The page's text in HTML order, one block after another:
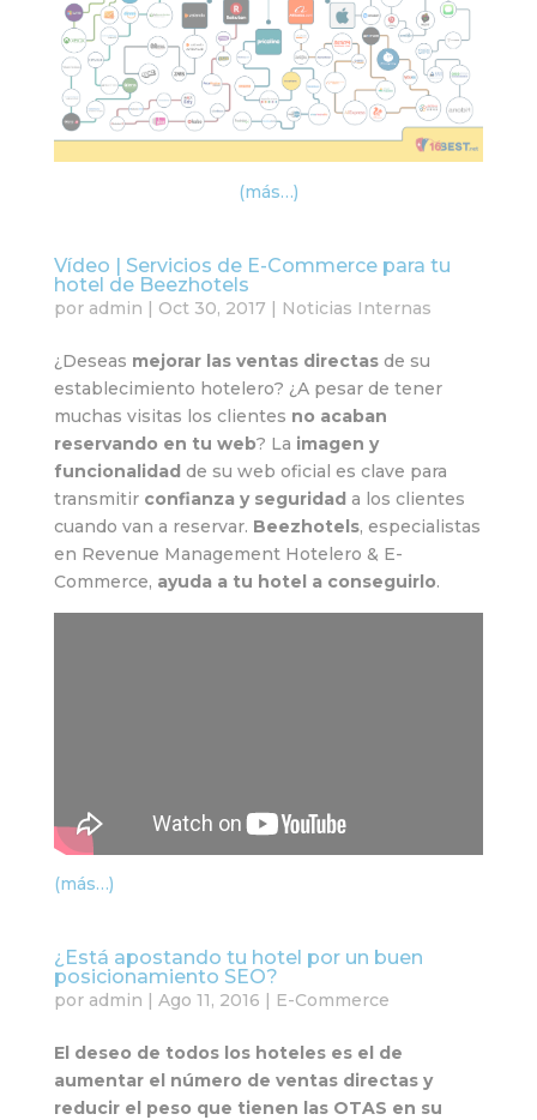
(más…)
Vídeo | Servicios de E-Commerce para tu
hotel de Beezhotels
por admin | Oct 30, 2017 | Noticias Internas
¿Deseas mejorar las ventas directasde su
establecimiento hotelero? ¿A pesar de tener
muchas visitas los clientes no acaban
reservando en tu web? La imagen y
funcionalidadde su web oficial es clave para
transmitirconfianza y seguridada los clientes
cuando van a reservar. Beezhotels, especialistas
en Revenue Management Hotelero & E-
Commerce, ayuda a tu hotel a conseguirlo.
(más…)
¿Está apostando tu hotel por un buen
posicionamiento SEO?
por admin | Ago 11, 2016 | E-Commerce
El deseo de todos los hoteles es el de
aumentar el número de ventas directas y
reducir el peso que tienen las OTAS en su